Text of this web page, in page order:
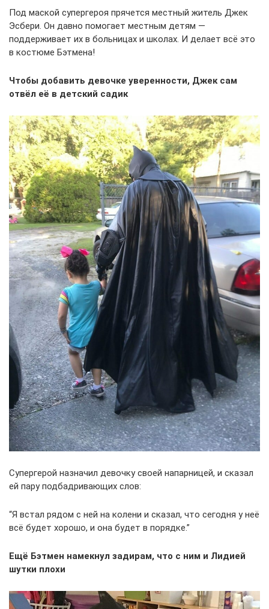
Под маской супергероя прячется местный житель Джек
Эсбери. Он давно помогает местным детям —
поддерживает их в больницах и школах. И делает всё это
в костюме Бэтмена!
Чтобы добавить девочке уверенности, Джек сам
отвёл её в детский садик
Супергерой назначил девочку своей напарницей, и сказал
ей пару подбадривающих слов:
“Я встал рядом с ней на колени и сказал, что сегодня у неё
всё будет хорошо, и она будет в порядке.”
Ещё Бэтмен намекнул задирам, что с ним и Лидией
шутки плохи